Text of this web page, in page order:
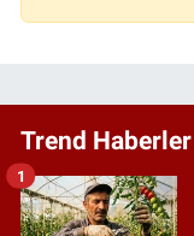
Trend Haberler
1